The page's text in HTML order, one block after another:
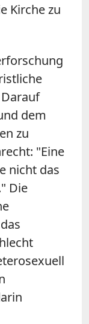
Kirche zu
dem
zu
"Eine
nicht das
Die